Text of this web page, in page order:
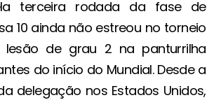
terceira rodada da fase de
10 ainda não estreou no torneio
de grau 2 na panturrilha
do início do Mundial. Desde a
delegação nos Estados Unidos,